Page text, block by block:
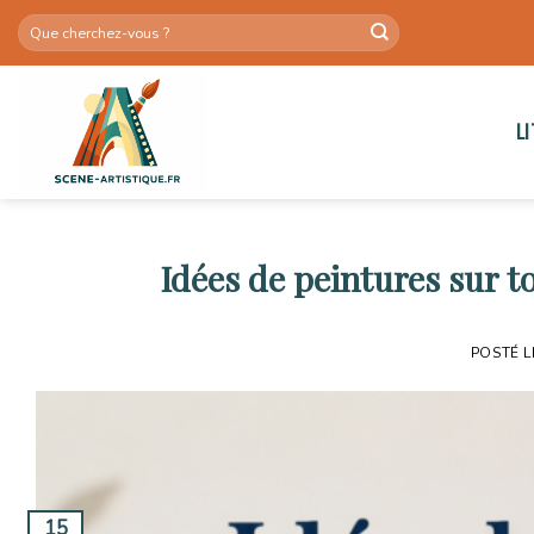
Skip
Idées de peintures sur
POSTÉ
15